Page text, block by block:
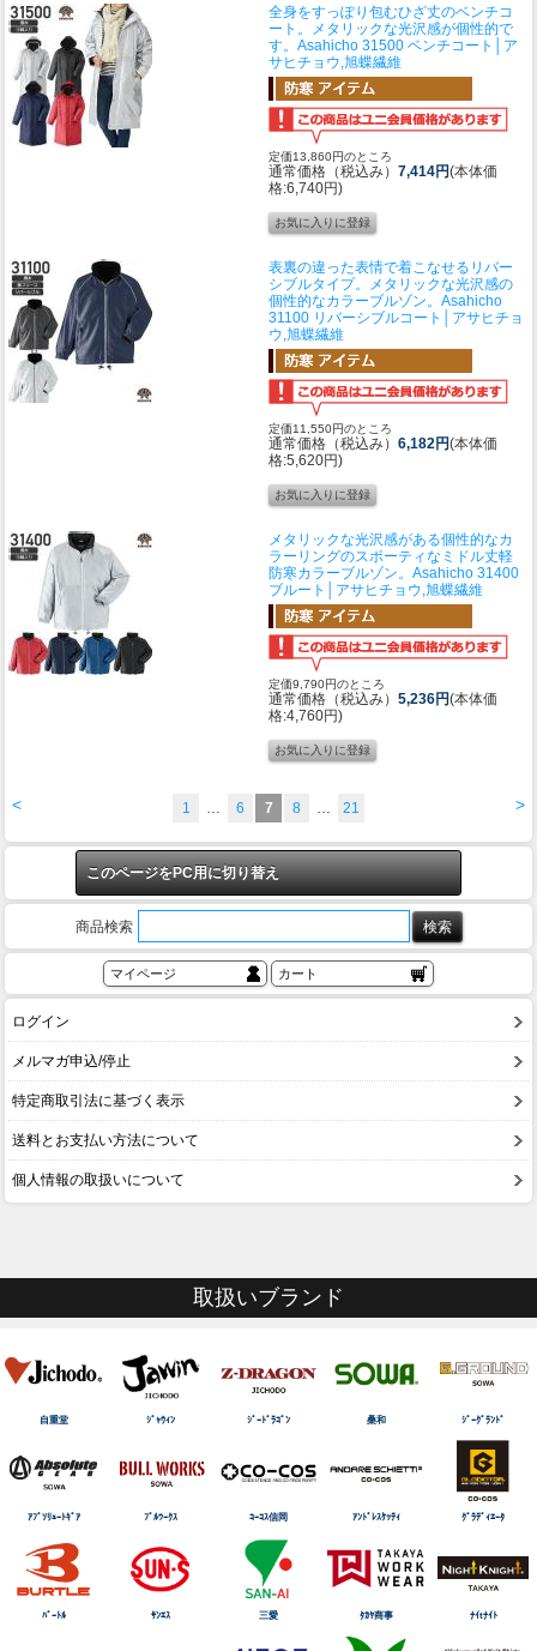
全身をすっぽり包むひざ丈のベンチコ
ート。メタリックな光沢感が個性的で
す。 Asahicho 31500 ベンチコート│ア
サヒチョウ,旭蝶繊維
定価13,860円のところ
通常価格（税込み） 7,414円(本体価
格:6,740円)
表裏の違った表情で着こなせるリバー
シブルタイプ。メタリックな光沢感の
個性的なカラーブルゾン。 Asahicho
31100 リバーシブルコート│アサヒチョ
ウ,旭蝶繊維
定価11,550円のところ
通常価格（税込み） 6,182円(本体価
格:5,620円)
メタリックな光沢感がある個性的なカ
ラーリングのスポーティなミドル丈軽
防寒カラーブルゾン。 Asahicho 31400
ブルート│アサヒチョウ,旭蝶繊維
定価9,790円のところ
通常価格（税込み） 5,236円(本体価
格:4,760円)
< >
1 … 6 7 8 … 21
このページをPC用に切り替え
商品検索
マイページ カート
ログイン
メルマガ申込/停止
特定商取引法に基づく表示
送料とお支払い方法について
個人情報の取扱いについて
取扱いブランド
自重堂 ｼﾞｬｳｨﾝ ｼﾞｰﾄﾞﾗｺﾞﾝ 桑和 ｼﾞｰｸﾞﾗﾝﾄﾞ
ｱﾌﾞｿﾘｭｰﾄｷﾞｱ ﾌﾞﾙﾜｰｸｽ ｺｰｺｽ信岡 ｱﾝﾄﾞﾚｽｹｯﾃｨ ｸﾞﾗﾃﾞｨｴｰﾀ
ﾊﾞｰﾄﾙ ｻﾝｴｽ 三愛 ﾀｶﾔ商事 ﾅｲtﾅｲﾄ